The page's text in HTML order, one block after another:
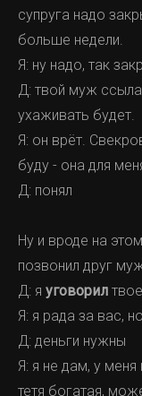
супруга надо
больше недели.
Я: ну надо, так
Д: твой муж
ухаживать будет.
Я: он врёт.
буду - она для
Д: понял
Ну и вроде на
позвонил друг
Д: я уговорил
Я: я рада за вас,
Д: деньги нужны
Я: я не дам, у
тетя богатая,